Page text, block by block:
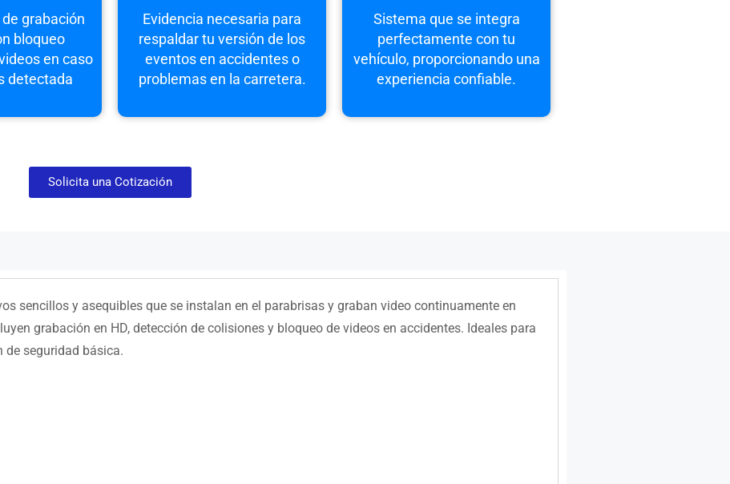
grabación
bloqueo
en caso
detectada
Evidencia necesaria para
respaldar tu versión de los
eventos en accidentes o
problemas en la carretera.
Sistema que se integra
perfectamente con tu
vehículo, proporcionando una
experiencia confiable.
Solicita una Cotización
sencillos y asequibles que se instalan en el parabrisas y graban video continuamente en
grabación en HD, detección de colisiones y bloqueo de videos en accidentes. Ideales para
de seguridad básica.